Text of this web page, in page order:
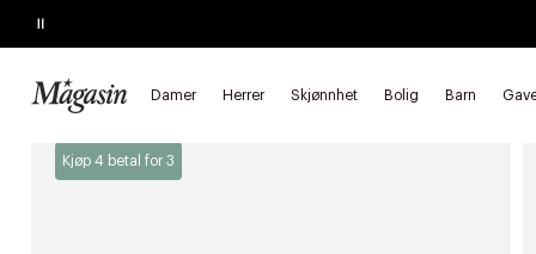
Pause
Damer Herrer Skjønnhet Bolig Barn
SALGET SLUTTER SNART
Forside Damer Undertøy Strømper Ankelsokker
Kjøp 4 betal for 3